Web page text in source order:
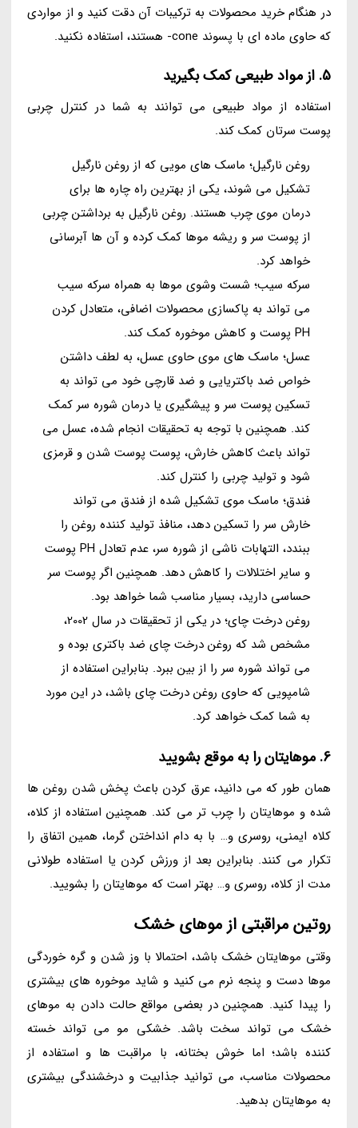
در هنگام خرید محصولات به ترکیبات آن دقت کنید و از مواردی
که حاوی ماده ای با پسوند cone- هستند، استفاده نکنید.
5. از مواد طبیعی کمک بگیرید
استفاده از مواد طبیعی می توانند به شما در کنترل چربی
پوست سرتان کمک کند.
روغن نارگیل؛ ماسک های مویی که از روغن نارگیل
تشکیل می شوند، یکی از بهترین راه چاره ها برای
درمان موی چرب هستند. روغن نارگیل به برداشتن چربی
از پوست سر و ریشه موها کمک کرده و آن ها آبرسانی
خواهد کرد.
سرکه سیب؛ شست وشوی موها به همراه سرکه سیب
می تواند به پاکسازی محصولات اضافی، متعادل کردن
PH پوست و کاهش موخوره کمک کند.
عسل؛ ماسک های موی حاوی عسل، به لطف داشتن
خواص ضد باکتریایی و ضد قارچی خود می تواند به
تسکین پوست سر و پیشگیری یا درمان شوره سر کمک
کند. همچنین با توجه به تحقیقات انجام شده، عسل می
تواند باعث کاهش خارش، پوست پوست شدن و قرمزی
شود و تولید چربی را کنترل کند.
فندق؛ ماسک موی تشکیل شده از فندق می تواند
خارش سر را تسکین دهد، منافذ تولید کننده روغن را
ببندد، التهابات ناشی از شوره سر، عدم تعادل PH پوست
و سایر اختلالات را کاهش دهد. همچنین اگر پوست سر
حساسی دارید، بسیار مناسب شما خواهد بود.
روغن درخت چای؛ در یکی از تحقیقات در سال 2002،
مشخص شد که روغن درخت چای ضد باکتری بوده و
می تواند شوره سر را از بین ببرد. بنابراین استفاده از
شامپویی که حاوی روغن درخت چای باشد، در این مورد
به شما کمک خواهد کرد.
6. موهایتان را به موقع بشویید
همان طور که می دانید، عرق کردن باعث پخش شدن روغن ها
شده و موهایتان را چرب تر می کند. همچنین استفاده از کلاه،
کلاه ایمنی، روسری و… با به دام انداختن گرما، همین اتفاق را
تکرار می کنند. بنابراین بعد از ورزش کردن یا استفاده طولانی
مدت از کلاه، روسری و… بهتر است که موهایتان را بشویید.
روتین مراقبتی از موهای خشک
وقتی موهایتان خشک باشد، احتمالا با وز شدن و گره خوردگی
موها دست و پنجه نرم می کنید و شاید موخوره های بیشتری
را پیدا کنید. همچنین در بعضی مواقع حالت دادن به موهای
خشک می تواند سخت باشد. خشکی مو می تواند خسته
کننده باشد؛ اما خوش بختانه، با مراقبت ها و استفاده از
محصولات مناسب، می توانید جذابیت و درخشندگی بیشتری
به موهایتان بدهید.